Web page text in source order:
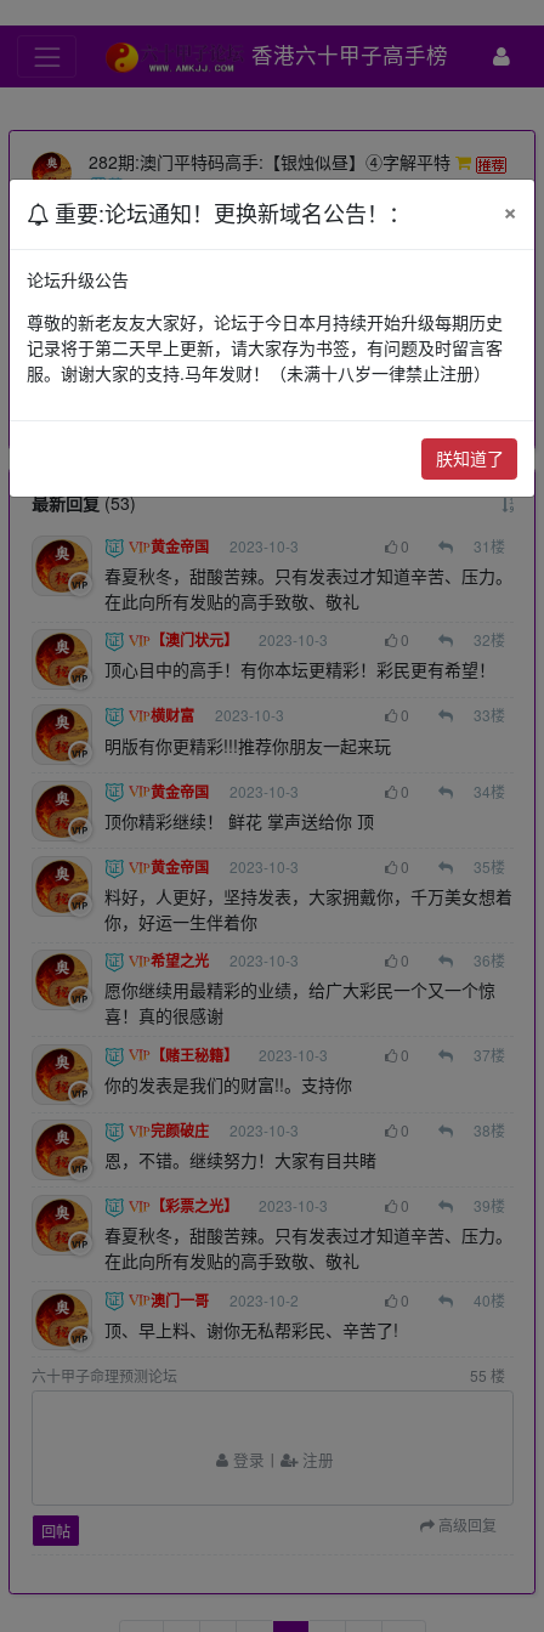
香港六十甲子高手榜
282期:澳门平特码高手:【银烛似昼】④字解平特
老狐狸 2020-3-8 6567
查看主题内容
下一篇：282期:澳门平特码高手:〖神都龙王〗平特一肖
上一篇：149期:【平码将军】四码复试平码二中二√
最新回复(53)
黄金帝国 2023-10-3 0 31楼
春夏秋冬，甜酸苦辣。只有发表过才知道辛苦、压力。
在此向所有发贴的高手致敬、敬礼
【澳门状元】 2023-10-3 0 32楼
顶心目中的高手！有你本坛更精彩！彩民更有希望！
横财富 2023-10-3 0 33楼
明版有你更精彩!!!推荐你朋友一起来玩
黄金帝国 2023-10-3 0 34楼
顶你精彩继续！ 鲜花 掌声送给你 顶
黄金帝国 2023-10-3 0 35楼
料好，人更好，坚持发表，大家拥戴你，千万美女想着
你，好运一生伴着你
希望之光 2023-10-3 0 36楼
愿你继续用最精彩的业绩，给广大彩民一个又一个惊
喜！真的很感谢
【赌王秘籍】 2023-10-3 0 37楼
你的发表是我们的财富!!。支持你
完颜破庄 2023-10-3 0 38楼
恩，不错。继续努力！大家有目共睹
【彩票之光】 2023-10-3 0 39楼
春夏秋冬，甜酸苦辣。只有发表过才知道辛苦、压力。
在此向所有发贴的高手致敬、敬礼
澳门一哥 2023-10-2 0 40楼
顶、早上料、谢你无私帮彩民、辛苦了!
六十甲子命理预测论坛 55 楼
登录 丨 注册
回帖 高级回复
重要:论坛通知！更换新域名公告！： ×
论坛升级公告
尊敬的新老友友大家好，论坛于今日本月持续开始升级每期历史
记录将于第二天早上更新，请大家存为书签，有问题及时留言客
服。谢谢大家的支持.马年发财！（未满十八岁一律禁止注册）
朕知道了